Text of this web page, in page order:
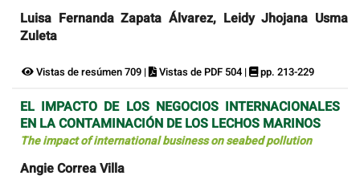
Luisa Fernanda Zapata Álvarez, Leidy Jhojana Usma
Zuleta
Vistas de resúmen 709 | Vistas de PDF 504 | pp. 213-229
EL IMPACTO DE LOS NEGOCIOS INTERNACIONALES
EN LA CONTAMINACIÓN DE LOS LECHOS MARINOS
The impact of international business on seabed pollution
Angie Correa Villa